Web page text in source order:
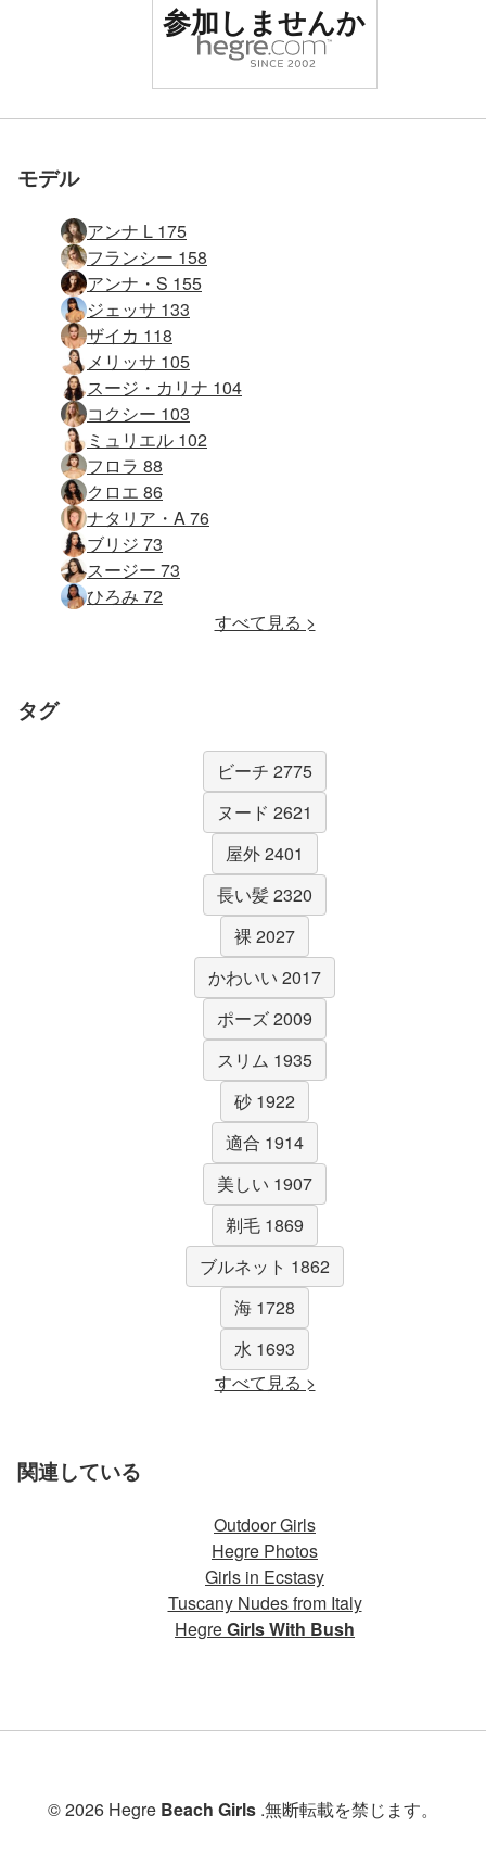
を受けたエロサイト
参加しませんか
ジェサ アジアのトップモデル #44
ジェサ アジアのトップモデル #8
ジェサ アジアのトップモデル #17
曲線美のジェッサ #38
Jessa ビーチの露出狂 #4
曲線美のジェッサ #34
世界でナンバー1の評価
参加しませんか
Jessa ビーチの露出狂 #28Jessa早朝ヌード #10
ジェッサ ビーチ ライフ #17
ジェッサ ビーチ ライフ #45
ジェッサは熱く燃えている #16
ジェッサ最高級フィギュア #31
世界でナンバー1の評価
参加しませんか
Jessa早朝ヌード #43
ジェッサ ビーチ ボディー アート #35
ジェッサ サンディ プッシー #34
ジェッサ ビーチ ライフ #32
ジェッサ ビーチ ライフ #13
ジェッサ サンディ プッシー #33
世界でナンバー1の評価
参加しませんか
ジェッサは熱く燃えている #12
ジェッサ最高級フィギュア #27
ジェッサ裸のヒロイン #37
ジェッサ・ソ・ホット #20
ジェッサ・ソ・ホット #16ジェッサ ビーチ ライフ #8
ジェッサ・サンド・シー・セックス #47ジェッサ ビーチ ボディー アート #12
Jessa ビーチの露出狂 #36
ジェッサ・サンド・シー・セックス #11
世界でナンバー1の評価
参加しませんか
ジェッサ サンディ プッシー #17
Jessa ビーチの露出狂 #32
Jessa ビーチの露出狂 #44Jessa早朝ヌード #27
Jessa早朝ヌード #3
ジェッサ ビーチ ボディー アート #48
世界でナンバー1の評価
参加しませんか
ジェッサ サンディ プッシー #29
ジェッサ・サンライズ #39
ジェッサ・ソ・ホット #44
Jessa ヌード イン パラダイス #3ジェッサ ビーチ ボディー アート #47
Jessa 美しいビーチ ボディ #33
世界でナンバー1の評価
参加しませんか
Jessa 美しいビーチ ボディ #21
モデル
アンナ L 175
フランシー 158
アンナ・S 155
ジェッサ 133
ザイカ 118
メリッサ 105
スージ・カリナ 104
コクシー 103
ミュリエル 102
フロラ 88
クロエ 86
ナタリア・A 76
ブリジ 73
スージー 73
ひろみ 72
すべて見る >
タグ
ビーチ 2775
ヌード 2621
屋外 2401
長い髪 2320
裸 2027
かわいい 2017
ポーズ 2009
スリム 1935
砂 1922
適合 1914
美しい 1907
剃毛 1869
ブルネット 1862
海 1728
水 1693
すべて見る >
関連している
Outdoor Girls
Hegre Photos
Girls in Ecstasy
Tuscany Nudes from Italy
HegreGirls With Bush
© 2026 Hegre Beach Girls .無断転載を禁じます。